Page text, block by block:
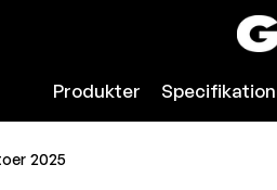
Produkter
2025